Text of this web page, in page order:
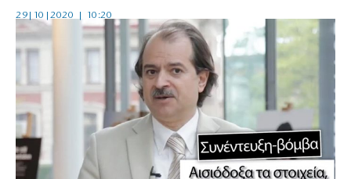
29|10|2020 | 10:20